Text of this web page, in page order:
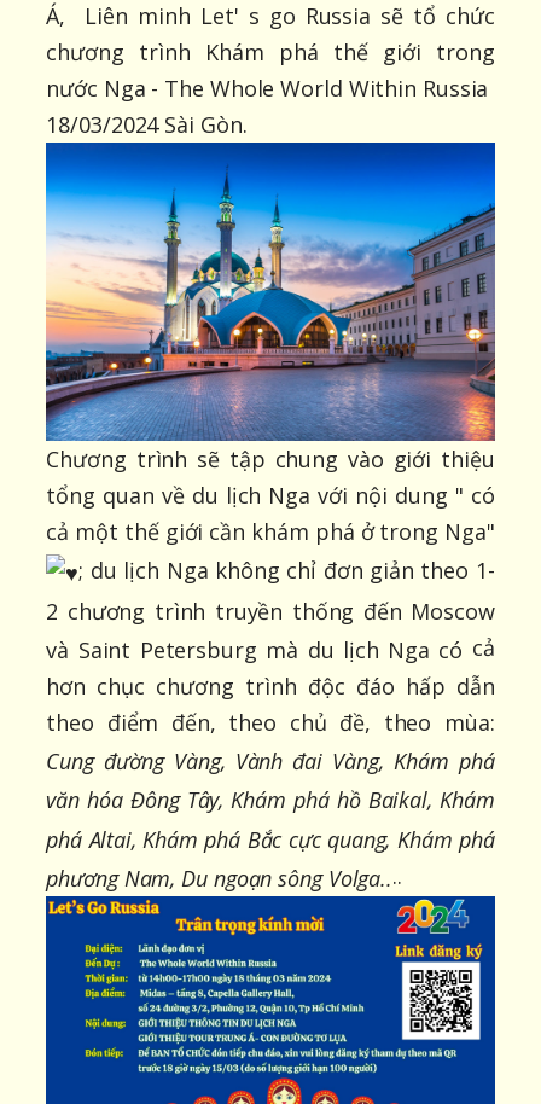
Á, Liên minh Let' s go Russia sẽ tổ chức
chương trình Khám phá thế giới trong
nước Nga - The Whole World Within Russia
18/03/2024 Sài Gòn.
Chương trình sẽ tập chung vào giới thiệu
tổng quan về du lịch Nga với nội dung " có
cả một thế giới cần khám phá ở trong Nga"
; du lịch Nga không chỉ đơn giản theo 1-
2 chương trình truyền thống đến Moscow
và Saint Petersburg mà du lịch Nga có cả
hơn chục chương trình độc đáo hấp dẫn
theo điểm đến, theo chủ đề, theo mùa:
Cung đường Vàng, Vành đai Vàng, Khám phá
văn hóa Đông Tây, Khám phá hồ Baikal, Khám
phá Altai, Khám phá Bắc cực quang, Khám phá
phương Nam, Du ngoạn sông Volga....